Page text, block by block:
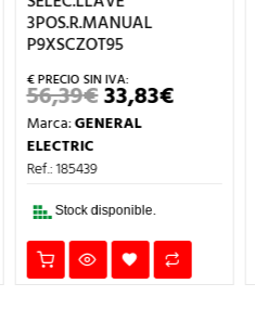
3POS.R.MANUAL
P9XSCZOT95
56,39€EL
PRECIO
ORIGINAL
33,83€EL
PRECIO
Marca:GENERAL
ELECTRIC
Ref.: 185439
Stock disponible.